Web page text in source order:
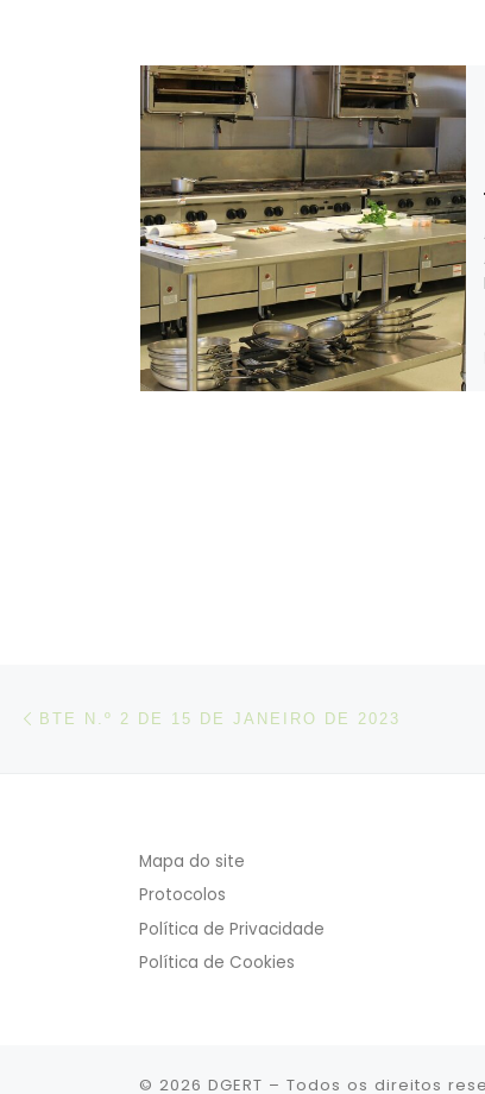
Post navigation
BTE N.º 2 DE 15 DE JANEIRO DE 2023
Mapa do site
Protocolos
Política de Privacidade
Política de Cookies
© 2026 DGERT – Todos os direitos